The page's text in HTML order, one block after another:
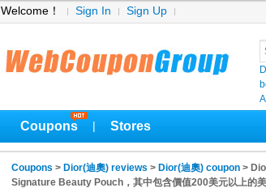
Welcome！ Sign In Sign Up
Coupons Stores
Coupons > Dior(迪奧) reviews > Dior(迪奧) coupon >
Signature Beauty Pouch，其中包含價值200美元以上的